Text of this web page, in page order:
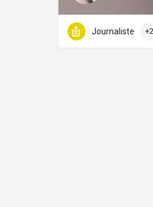
Journaliste +2